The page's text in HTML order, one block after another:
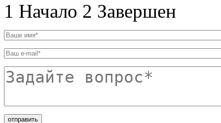
1 Начало 2 Завершен
Ваше имя
Ваш e-mail
Задайте вопрос